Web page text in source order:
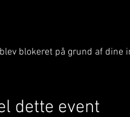
blokeret på grund af
dette event